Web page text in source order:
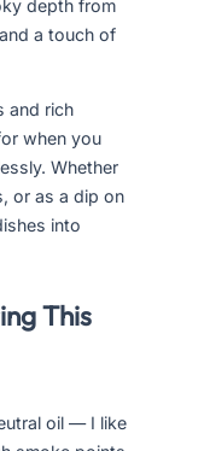
depth from
a touch of
and rich
when you
Whether
or as a dip on
into
This
oil — I like